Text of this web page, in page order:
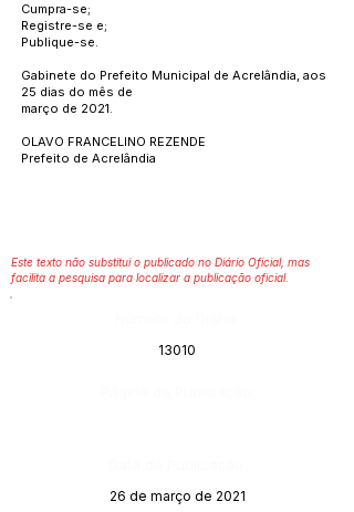
Cumpra-se;
Registre-se e;
Publique-se.
Gabinete do Prefeito Municipal de Acrelândia, aos
25 dias do mês de
março de 2021.
OLAVO FRANCELINO REZENDE
Prefeito de Acrelândia
Este texto não substitui o publicado no Diário Oficial, mas
facilita a pesquisa para localizar a publicação oficial.
13010
26 de março de 2021